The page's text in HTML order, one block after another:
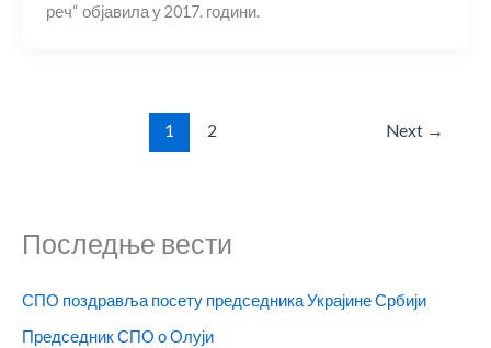
реч“ објавила у 2017. години.
1 2 Next →
Последње вести
СПО поздравља посету председника Украјине Србији
Председник СПО о Олуји